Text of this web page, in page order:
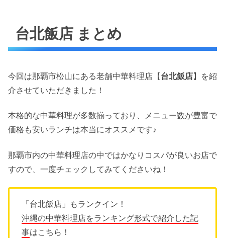
台北飯店 まとめ
今回は那覇市松山にある老舗中華料理店【台北飯店】を紹
介させていただきました！
本格的な中華料理が多数揃っており、メニュー数が豊富で
価格も安いランチは本当にオススメです♪
那覇市内の中華料理店の中ではかなりコスパが良いお店で
すので、一度チェックしてみてくださいね！
「台北飯店」もランクイン！
沖縄の中華料理店をランキング形式で紹介した記
事はこちら！